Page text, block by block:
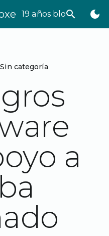
19 años bloggeando
search dark_mode
Sin categoría
a